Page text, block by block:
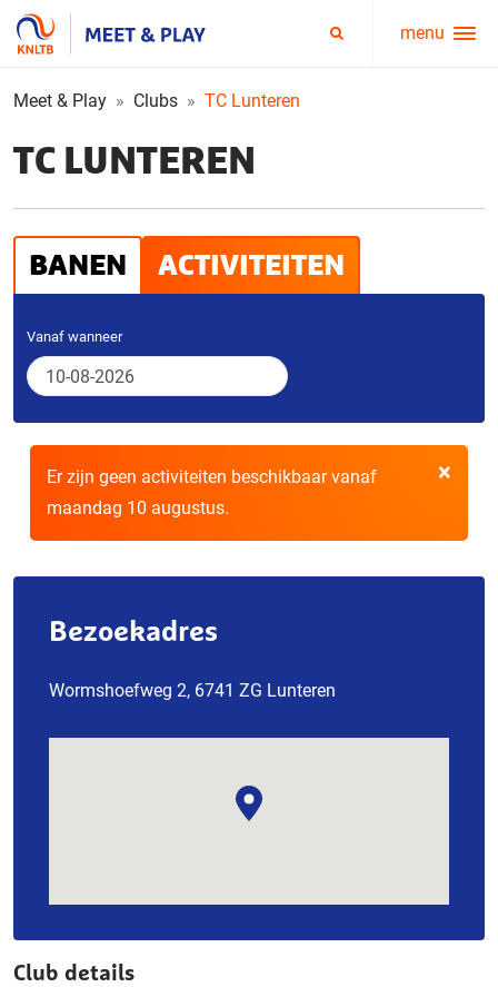
Service
menu
menu
Meet & Play Clubs TC Lunteren
TC LUNTEREN
BANEN ACTIVITEITEN
Vanaf wanneer
×
Er zijn geen activiteiten beschikbaar vanaf
maandag 10 augustus.
Bezoekadres
Wormshoefweg 2, 6741 ZG Lunteren
Club details